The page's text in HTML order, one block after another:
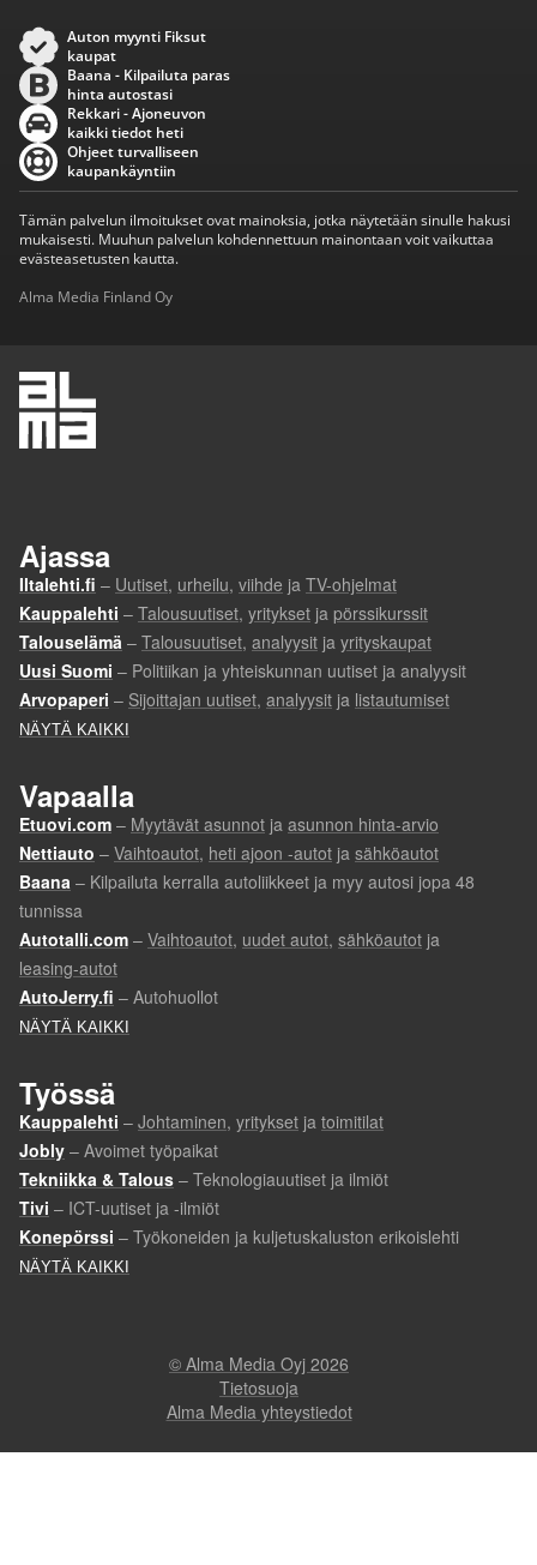
Auton myynti Fiksut
kaupat
Baana - Kilpailuta paras
hinta autostasi
Rekkari - Ajoneuvon
kaikki tiedot heti
Ohjeet turvalliseen
kaupankäyntiin
Tämän palvelun ilmoitukset ovat mainoksia, jotka näytetään sinulle hakusi
mukaisesti. Muuhun palvelun kohdennettuun mainontaan voit vaikuttaa
evästeasetusten kautta.
Alma Media Finland Oy